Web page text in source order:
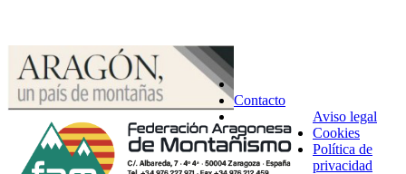
Contacto
Aviso legal
Cookies
Política de
privacidad